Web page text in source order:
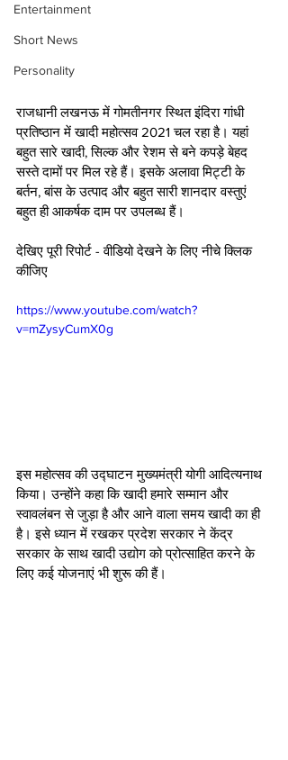
Entertainment
Short News
Personality
राजधानी लखनऊ में गोमतीनगर स्थित इंदिरा गांधी
प्रतिष्ठान में खादी महोत्सव 2021 चल रहा है। यहां
बहुत सारे खादी, सिल्क और रेशम से बने कपड़े बेहद
सस्ते दामों पर मिल रहे हैं। इसके अलावा मिट्टी के
बर्तन, बांस के उत्पाद और बहुत सारी शानदार वस्तुएं
बहुत ही आकर्षक दाम पर उपलब्ध हैं।
देखिए पूरी रिपोर्ट - वीडियो देखने के लिए नीचे क्लिक
कीजिए
https://www.youtube.com/watch?
v=mZysyCumX0g
इस महोत्सव की उद्घाटन मुख्यमंत्री योगी आदित्यनाथ
किया। उन्होंने कहा कि खादी हमारे सम्मान और
स्वावलंबन से जुड़ा है और आने वाला समय खादी का ही
है। इसे ध्यान में रखकर प्रदेश सरकार ने केंद्र
सरकार के साथ खादी उद्योग को प्रोत्साहित करने के
लिए कई योजनाएं भी शुरू की हैं।